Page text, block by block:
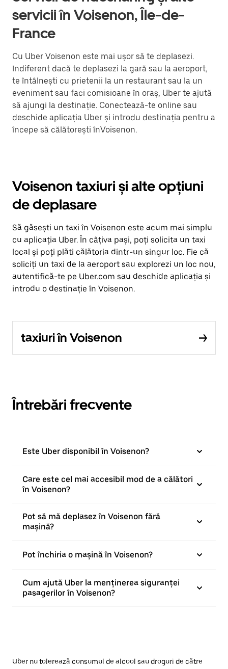
servicii în Voisenon, Île-de-
France
Cu Uber Voisenon este mai ușor să te deplasezi.
Indiferent dacă te deplasezi la gară sau la aeroport,
te întâlnești cu prietenii la un restaurant sau la un
eveniment sau faci comisioane în oraș, Uber te ajută
să ajungi la destinație. Conectează-te online sau
deschide aplicația Uber și introdu destinația pentru a
începe să călătorești înVoisenon.
Voisenon taxiuri și alte opțiuni
de deplasare
Să găsești un taxi în Voisenon este acum mai simplu
cu aplicația Uber. În câțiva pași, poți solicita un taxi
local și poți plăti călătoria dintr-un singur loc. Fie că
soliciți un taxi de la aeroport sau explorezi un loc nou,
autentifică-te pe Uber.com sau deschide aplicația și
introdu o destinație în Voisenon.
taxiuri în Voisenon
Întrebări frecvente
Este Uber disponibil în Voisenon?
Care este cel mai accesibil mod de a călători
în Voisenon?
Pot să mă deplasez în Voisenon fără
mașină?
Pot închiria o mașină în Voisenon?
Cum ajută Uber la menținerea siguranței
pasagerilor în Voisenon?
Uber nu tolerează consumul de alcool sau droguri de către